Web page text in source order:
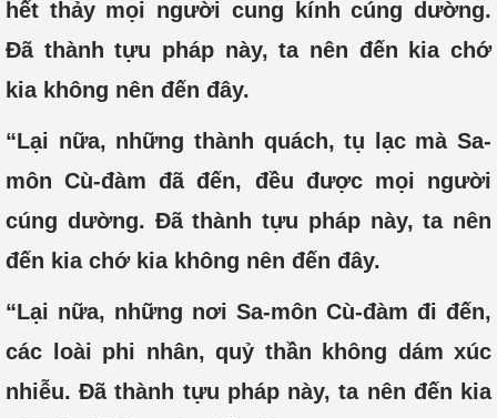
hết thảy mọi người cung kính cúng dường.
Đã thành tựu pháp này, ta nên đến kia chớ
kia không nên đến đây.
“Lại nữa, những thành quách, tụ lạc mà Sa-
môn Cù-đàm đã đến, đều được mọi người
cúng dường. Đã thành tựu pháp này, ta nên
đến kia chớ kia không nên đến đây.
“Lại nữa, những nơi Sa-môn Cù-đàm đi đến,
các loài phi nhân, quỷ thần không dám xúc
nhiễu. Đã thành tựu pháp này, ta nên đến kia